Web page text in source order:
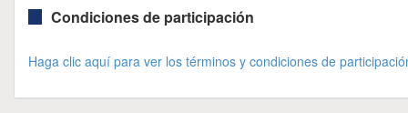
Condiciones de participación
Haga clic aquí para ver los términos y condiciones de